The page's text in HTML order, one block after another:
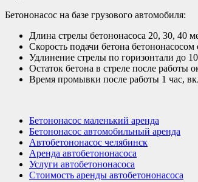
Бетононасос на базе грузового автомобиля:
Длина стрелы бетононасоса 20, 30, 40
Скорость подачи бетона
Удлинение стрелы по горизонтали до
Остаток бетона в стреле после работы
Время промывки после работы 1 час,
Бетононасос маленький аренда
Бетононасос автомобильный аренда
Автобетононасос челябинск
Аренда автобетононасоса
Услуги автобетононасоса
Стоимость аренды автобетононасоса